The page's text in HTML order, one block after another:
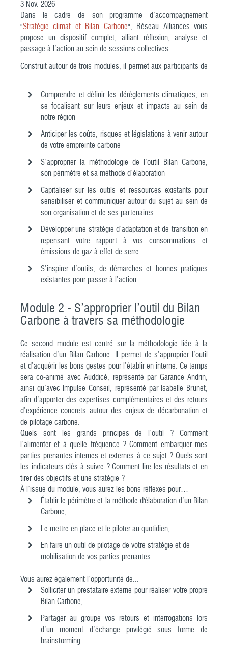
3 Nov. 2026
Dans le cadre de son programme d’accompagnement
"Stratégie climat et Bilan Carbone", Réseau Alliances vous
propose un dispositif complet, alliant réflexion, analyse et
passage à l’action au sein de sessions collectives.
Construit autour de trois modules, il permet aux participants de
:
Comprendre et définir les dérèglements climatiques, en
se focalisant sur leurs enjeux et impacts au sein de
notre région
Anticiper les coûts, risques et législations à venir autour
de votre empreinte carbone
S’approprier la méthodologie de l’outil Bilan Carbone,
son périmètre et sa méthode d’élaboration
Capitaliser sur les outils et ressources existants pour
sensibiliser et communiquer autour du sujet au sein de
son organisation et de ses partenaires
Développer une stratégie d’adaptation et de transition en
repensant votre rapport à vos consommations et
émissions de gaz à effet de serre
S’inspirer d’outils, de démarches et bonnes pratiques
existantes pour passer à l’action
Module 2 - S’approprier l’outil du Bilan
Carbone à travers sa méthodologie
Ce second module est centré sur la méthodologie liée à la
réalisation d’un Bilan Carbone. Il permet de s’approprier l’outil
et d’acquérir les bons gestes pour l’établir en interne. Ce temps
sera co-animé avec Auddicé, représenté par Garance Andrin,
ainsi qu’avec Impulse Conseil, représenté par Isabelle Brunet,
afin d’apporter des expertises complémentaires et des retours
d’expérience concrets autour des enjeux de décarbonation et
de pilotage carbone.
Quels sont les grands principes de l’outil ? Comment
l’alimenter et à quelle fréquence ? Comment embarquer mes
parties prenantes internes et externes à ce sujet ? Quels sont
les indicateurs clés à suivre ? Comment lire les résultats et en
tirer des objectifs et une stratégie ?
À l’issue du module, vous aurez les bons réflexes pour…
Établir le périmètre et la méthode d'élaboration d’un Bilan
Carbone,
Le mettre en place et le piloter au quotidien,
En faire un outil de pilotage de votre stratégie et de
mobilisation de vos parties prenantes.
Vous aurez également l’opportunité de...
Solliciter un prestataire externe pour réaliser votre propre
Bilan Carbone,
Partager au groupe vos retours et interrogations lors
d’un moment d’échange privilégié sous forme de
brainstorming.